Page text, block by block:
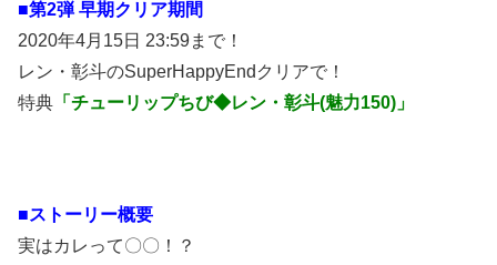
■第2弾 早期クリア期間
2020年4月15日 23:59まで！
レン・彰斗のSuperHappyEndクリアで！
特典 「チューリップちび◆レン・彰斗(魅力150)」
■ストーリー概要
実はカレって〇〇！？